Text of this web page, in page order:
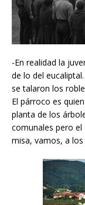
-En realidad la
de lo del
se talaron los
El párroco es
planta de los
comunales pero el
misa, vamos, a los